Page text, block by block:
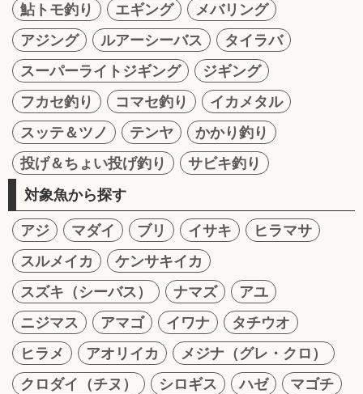
鮎トモ釣り
エギング
メバリング
アジング
ルアーシーバス
タイラバ
スーパーライトジギング
ジギング
フカセ釣り
コマセ釣り
イカメタル
スッテ＆ツノ
テンヤ
かかり釣り
投げ＆ちょい投げ釣り
サビキ釣り
対象魚から探す
アジ マダイ ブリ イサキ
ヒラマサ
スルメイカ
ケンサキイカ
スズキ（シーバス）
ナマズ
アユ
ニジマス
アマゴ イワナ
タチウオ
ヒラメ
アオリイカ
メジナ（グレ・クロ）
クロダイ（チヌ）
シロギス ハゼ
マゴチ